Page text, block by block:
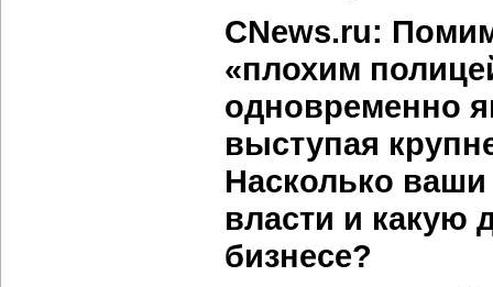
CNews.ru:
«плохим
одновременно
выступая
Насколько
власти и какую
бизнесе?